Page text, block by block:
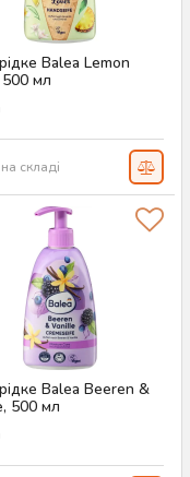
Balea Lemon
мл
складі
Balea Beeren &
500 мл